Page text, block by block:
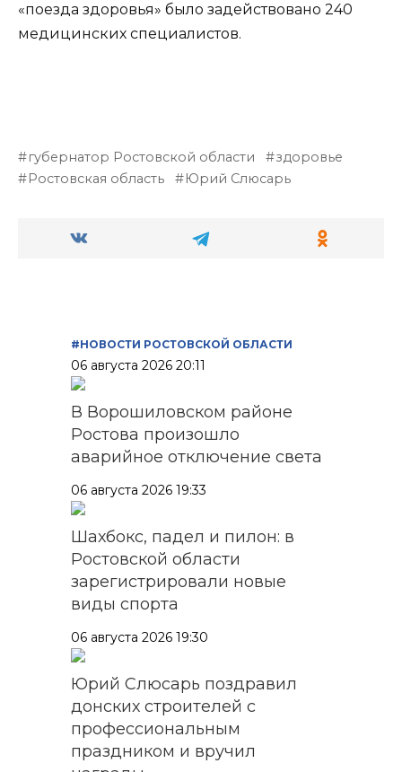
«поезда здоровья» было задействовано 240
медицинских специалистов.
губернатор Ростовской области
здоровье
Ростовская область
Юрий Слюсарь
#НОВОСТИ РОСТОВСКОЙ ОБЛАСТИ
06 августа 2026 20:11
В Ворошиловском районе
Ростова произошло
аварийное отключение света
06 августа 2026 19:33
Шахбокс, падел и пилон: в
Ростовской области
зарегистрировали новые
виды спорта
06 августа 2026 19:30
Юрий Слюсарь поздравил
донских строителей с
профессиональным
праздником и вручил